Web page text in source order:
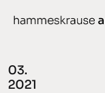
zum
03.
2021